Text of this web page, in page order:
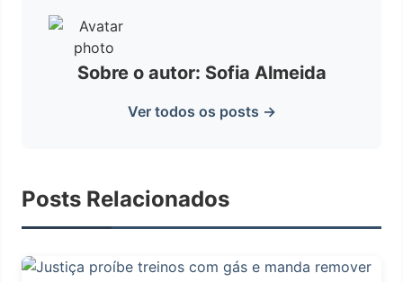
Sobre o autor: Sofia Almeida
Ver todos os posts →
Posts Relacionados